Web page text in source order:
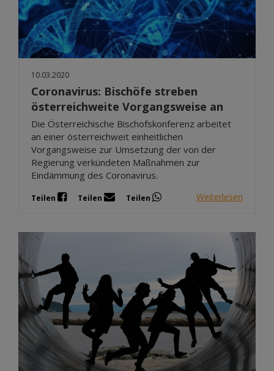
10.03.2020
Coronavirus: Bischöfe streben
österreichweite Vorgangsweise an
Die Österreichische Bischofskonferenz arbeitet
an einer österreichweit einheitlichen
Vorgangsweise zur Umsetzung der von der
Regierung verkündeten Maßnahmen zur
Eindämmung des Coronavirus.
Teilen Teilen Teilen Weiterlesen